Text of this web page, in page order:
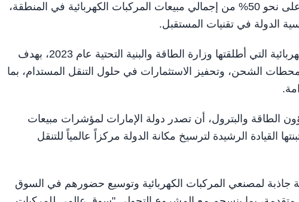
Global EV Outlook 2026، والذي أكد استحواذ الدولة على نحو 50% من إجمالي مبيعات المركبات الكهربائية في المنطقة،
الدولة في تقنيات المستقبل.
ويعكس هذا الإنجاز نتائج السياسة الوطنية للمركبات الكهربائية التي أطلقتها وزارة الطاقة والبنية التحتية عام 2023، بهدف
لمحطات الشحن، وتحفيز الاستثمارات في حلول التنقل المستدام، بما
الطاقة والبترول، أن تصدر دولة الإمارات لمؤشرات مبيعات
القيادة الرشيدة لترسيخ مكانة الدولة مركزاً عالمياً للتنقل
جاذبة لمصنعي المركبات الكهربائية وتوسيع حضورهم في السوق